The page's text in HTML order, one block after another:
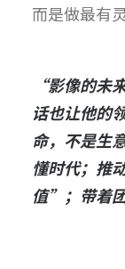
而是做最有
“影像的未
话也让他的
命，不是生
懂时代；推
值” ；带着